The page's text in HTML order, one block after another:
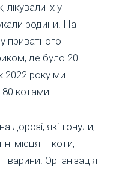
їх у
родини. На
приватного
де було 20
2022 року ми
80 котами.
дорозі, які тонули,
місця – коти,
тварини. Організація